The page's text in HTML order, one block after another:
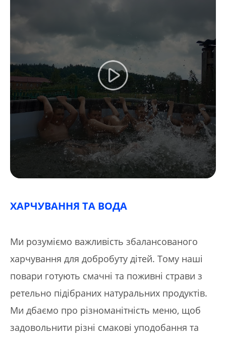
ХАРЧУВАННЯ ТА ВОДА
Ми розуміємо важливість збалансованого
харчування для добробуту дітей. Тому наші
повари готують смачні та поживні страви з
ретельно підібраних натуральних продуктів.
Ми дбаємо про різноманітність меню, щоб
задовольнити різні смакові уподобання та